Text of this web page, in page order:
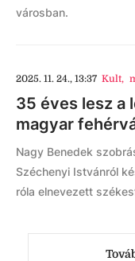
városban.
2025. 11. 24., 13:37 Kult,
35 éves lesz a
magyar
Nagy Benedek
Széchenyi Istvánról
róla elnevezett